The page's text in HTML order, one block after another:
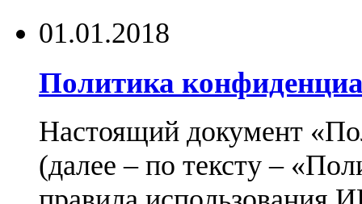
01.01.2018
Политика
Настоящий документ
(далее – по тексту –